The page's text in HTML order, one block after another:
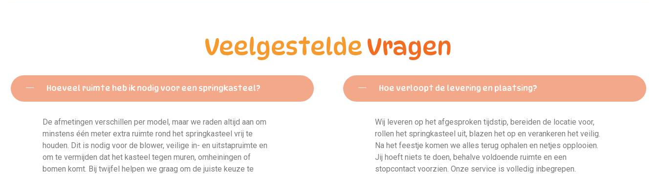
Veelgestelde Vragen
Hoeveel ruimte heb ik nodig voor een springkasteel?
De afmetingen verschillen per model, maar we raden altijd aan om
minstens één meter extra ruimte rond het springkasteel vrij te
houden. Dit is nodig voor de blower, veilige in- en uitstapruimte en
om te vermijden dat het kasteel tegen muren, omheiningen of
bomen komt. Bij twijfel helpen we graag om de juiste keuze te
Hoe verloopt de levering en plaatsing?
Wij leveren op het afgesproken tijdstip, bereiden de locatie voor,
rollen het springkasteel uit, blazen het op en verankeren het veilig.
Na het feestje komen we alles terug ophalen en netjes opplooien.
Jij hoeft niets te doen, behalve voldoende ruimte en een
stopcontact voorzien. Onze service is volledig inbegrepen.